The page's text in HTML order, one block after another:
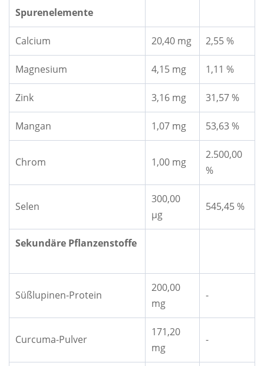
Spurenelemente
Calcium 20,40 mg 2,55 %
Magnesium 4,15 mg 1,11 %
Zink 3,16 mg 31,57 %
Mangan 1,07 mg 53,63 %
Chrom 1,00 mg
2.500,00
%
Selen
300,00
μg
545,45 %
Sekundäre Pflanzenstoffe
Süßlupinen-Protein
200,00
mg
-
Curcuma-Pulver
171,20
mg
-